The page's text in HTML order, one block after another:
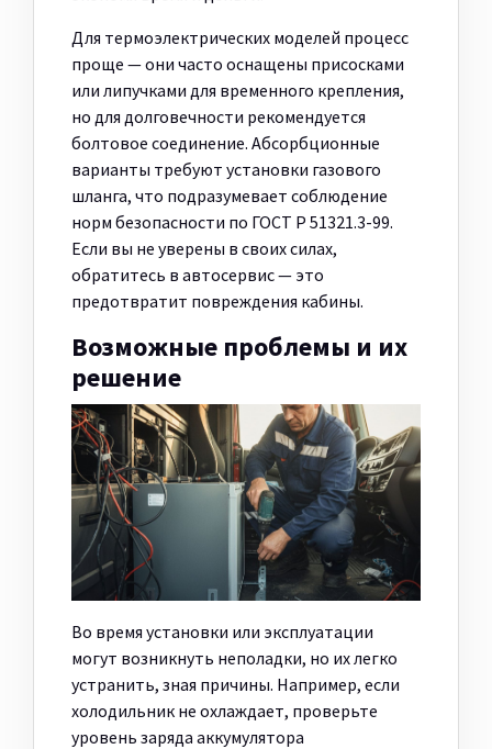
Для термоэлектрических моделей процесс
проще — они часто оснащены присосками
или липучками для временного крепления,
но для долговечности рекомендуется
болтовое соединение. Абсорбционные
варианты требуют установки газового
шланга, что подразумевает соблюдение
норм безопасности по ГОСТ Р 51321.3-99.
Если вы не уверены в своих силах,
обратитесь в автосервис — это
предотвратит повреждения кабины.
Возможные проблемы и их
решение
Во время установки или эксплуатации
могут возникнуть неполадки, но их легко
устранить, зная причины. Например, если
холодильник не охлаждает, проверьте
уровень заряда аккумулятора